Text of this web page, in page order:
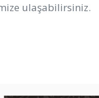
ulaşabilirsiniz.